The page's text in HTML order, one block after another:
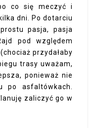
co się meczyć i
dni. Po dotarciu
pasja, pasja
pod względem
przydałaby
trasy uważam,
ponieważ nie
po asfaltówkach.
zaliczyć go w